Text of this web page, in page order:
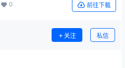
0 前往下载
关注 私信